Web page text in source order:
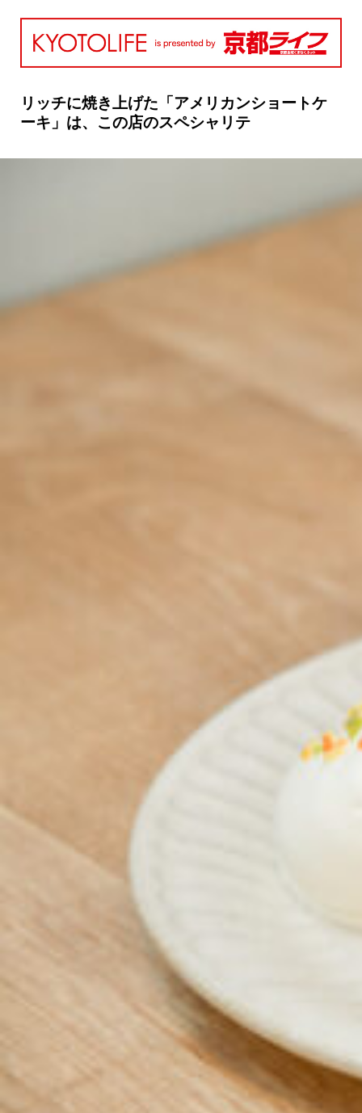
MAIN MENU
SERIES
カレーが好き
今月の京みやげ
リッチに焼き上げた「アメリカンショートケ
ーキ」は、この店のスペシャリテ